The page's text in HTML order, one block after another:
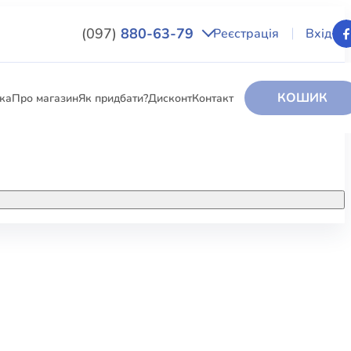
(097) 880-63-79 Реєстрація Вхід
Про магазинЯк придбати?ДисконтКонтакт КОШИК